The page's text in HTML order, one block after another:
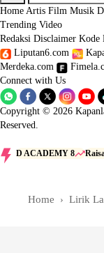
Home Artis Film Musik
Trending Video
Redaksi Disclaimer Kode
Liputan6.com
Merdeka.com
Connect with Us
Copyright © 2026
Reserved.
D ACADEMY 8
Home Lirik